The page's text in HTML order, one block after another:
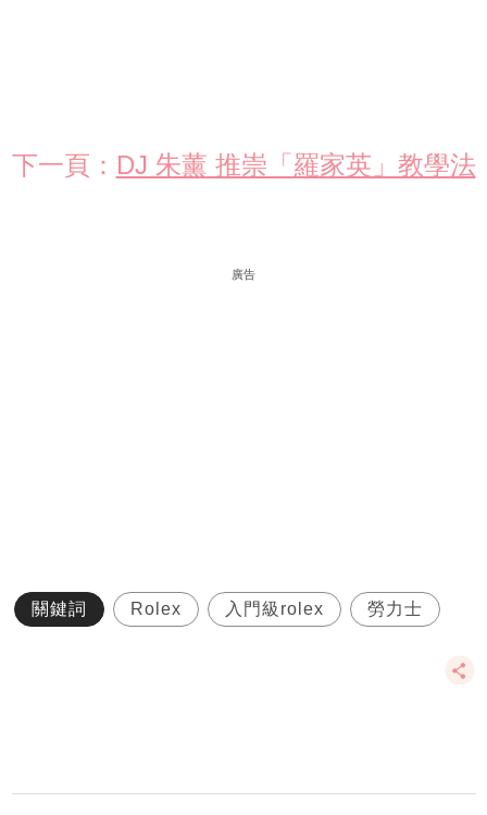
下一頁： DJ 朱薰 推崇「羅家英」教學法
廣告
關鍵詞 Rolex 入門級rolex 勞力士